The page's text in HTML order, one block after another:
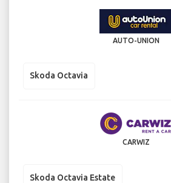
AUTO-UNION
Skoda Octavia
CARWIZ
Skoda Octavia Estate